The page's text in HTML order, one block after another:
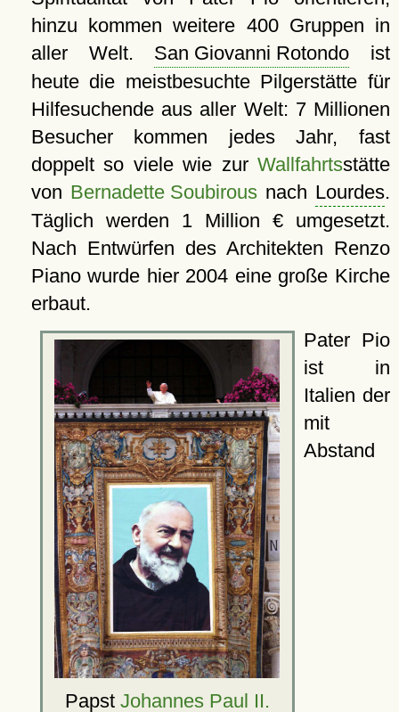
hinzu kommen weitere 400 Gruppen in
aller Welt. San Giovanni Rotondo ist
heute die meistbesuchte Pilgerstätte für
Hilfesuchende aus aller Welt: 7 Millionen
Besucher kommen jedes Jahr, fast
doppelt so viele wie zur Wallfahrtsstätte
von Bernadette Soubirousnach Lourdes.
Täglich werden 1 Million € umgesetzt.
Nach Entwürfen des Architekten Renzo
Piano wurde hier 2004 eine große Kirche
erbaut.
Papst Johannes Paul II.
Pater Pio
ist in
Italien der
mit
Abstand